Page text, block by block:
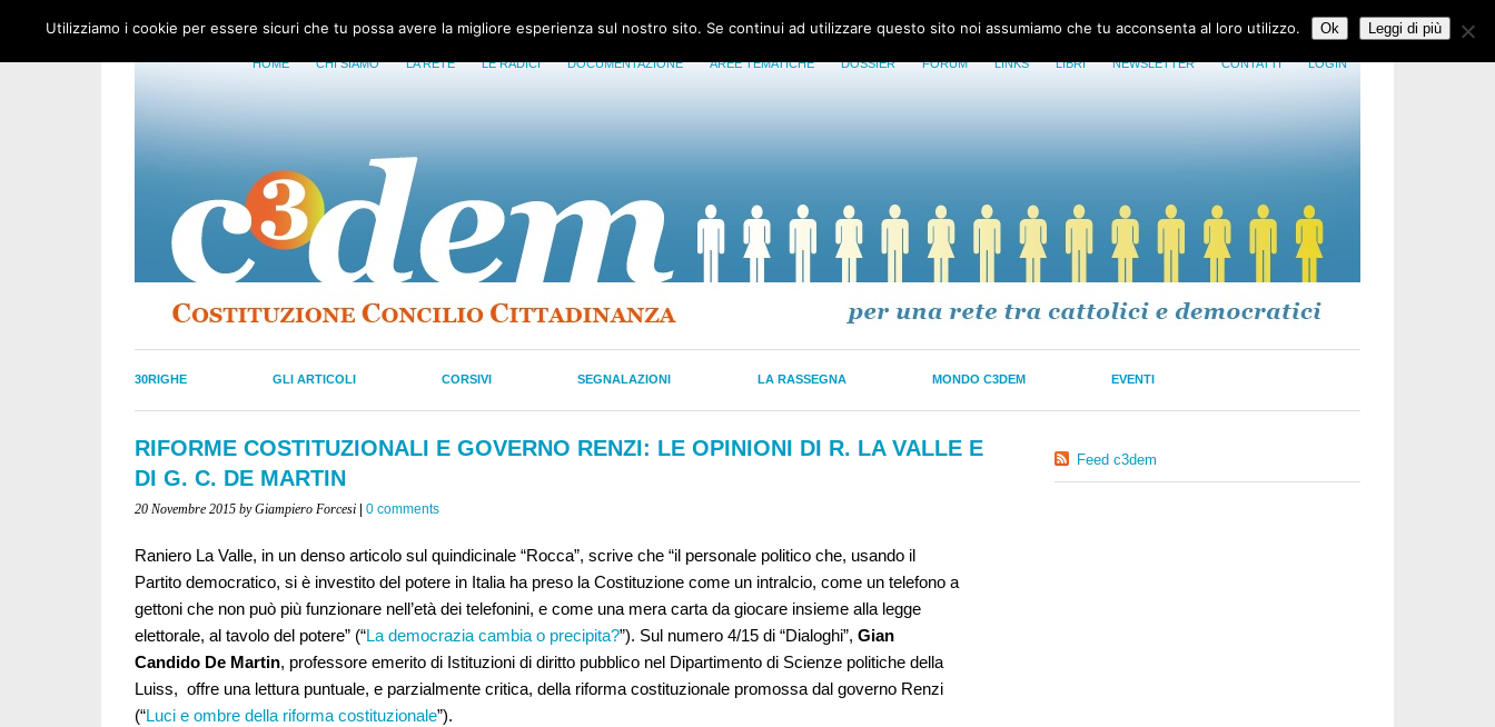
HOME CHI SIAMO LA RETE LE RADICI DOCUMENTAZIONE AREE TEMATICHE DOSSIER FORUM LINKS LIBRI NEWSLETTER CONTATTI LOGIN
30RIGHE GLI ARTICOLI CORSIVI SEGNALAZIONI LA RASSEGNA MONDO C3DEM EVENTI
RIFORME COSTITUZIONALI E GOVERNO RENZI: LE OPINIONI DI R. LA VALLE E
DI G. C. DE MARTIN
20 Novembre 2015 by Giampiero Forcesi 0 comments
Raniero La Valle, in un denso articolo sul quindicinale “Rocca”, scrive che “il personale politico che, usando il
Partito democratico, si è investito del potere in Italia ha preso la Costituzione come un intralcio, come un telefono a
gettoni che non può più funzionare nell’età dei telefonini, e come una mera carta da giocare insieme alla legge
elettorale, al tavolo del potere” (“La democrazia cambia o precipita?”). Sul numero 4/15 di “Dialoghi”, Gian
Candido De Martin, professore emerito di Istituzioni di diritto pubblico nel Dipartimento di Scienze politiche della
Luiss, offre una lettura puntuale, e parzialmente critica, della riforma costituzionale promossa dal governo Renzi
(“Luci e ombre della riforma costituzionale”).
Feed c3dem
Utilizziamo i cookie per essere sicuri che tu possa avere la migliore esperienza sul nostro sito. Se continui ad utilizzare questo sito noi assumiamo che tu acconsenta al loro utilizzo. Ok Leggi di più